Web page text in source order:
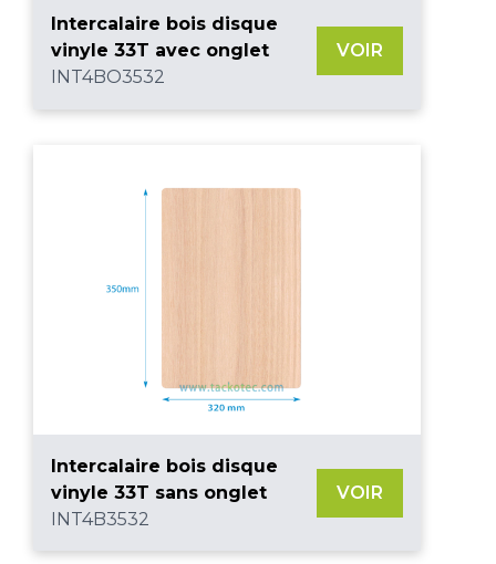
Intercalaire bois disque
vinyle 33T avec onglet
INT4BO3532
VOIR
Intercalaire bois disque
vinyle 33T sans onglet
INT4B3532
VOIR